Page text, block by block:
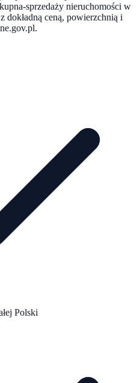
sprzedaży nieruchomości w
dokładną ceną, powierzchnią i
Polski